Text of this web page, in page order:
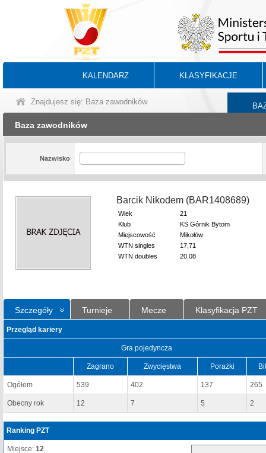
KALENDARZ KLASYFIKACJE
Znajdujesz się: Baza zawodników
Baza zawodników
Nazwisko
Barcik Nikodem (BAR1408689)
Wiek
21
Klub
KS Górnik Bytom
Miejscowość
Mikołów
WTN singles
17,71
WTN doubles
20,08
Szczegóły Turnieje Mecze Klasyfikacja PZT
Przegląd kariery
Gra pojedyncza
Zagrano Zwycięstwa Porażki
Ogółem 539 402 137 265
Obecny rok 12 7 5 2
Ranking PZT
Miejsce: 12